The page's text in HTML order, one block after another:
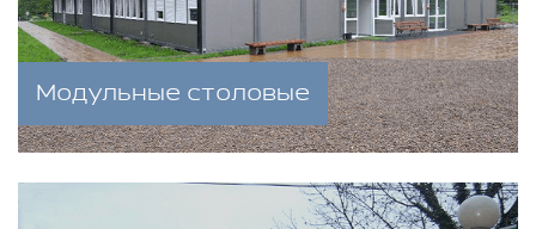
Модульные столовые